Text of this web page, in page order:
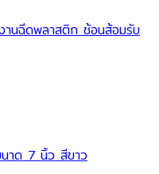
าด 7 นิ้ว สีขาว